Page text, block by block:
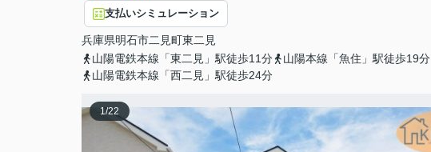
支払いシミュレーション
兵庫県明石市二見町東二見
山陽電鉄本線「東二見」駅徒歩11分
山陽本線「魚住」駅徒歩19分
山陽電鉄本線「西二見」駅徒歩24分
1/22